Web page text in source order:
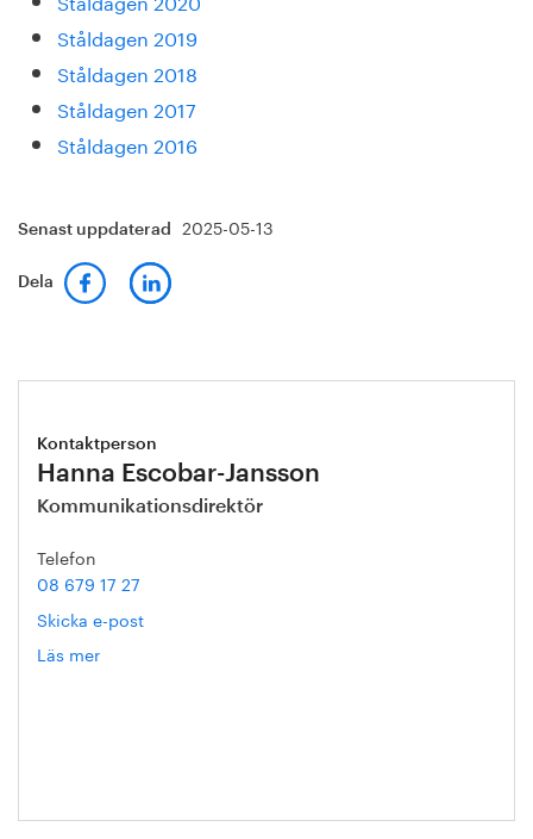
Ståldagen 2019
Ståldagen 2018
Ståldagen 2017
Ståldagen 2016
Senast uppdaterad 2025-05-13
Dela
Kontaktperson
Hanna Escobar-Jansson
Kommunikationsdirektör
Telefon
08 679 17 27
Skicka e-post
Läs mer